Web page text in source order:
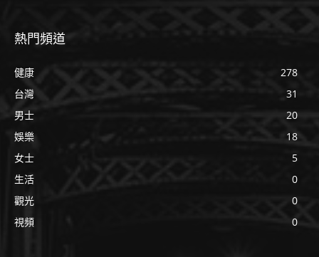
熱門頻道
健康
278
台灣
31
男士
20
娛樂
18
女士
5
生活
0
觀光
0
視頻
0